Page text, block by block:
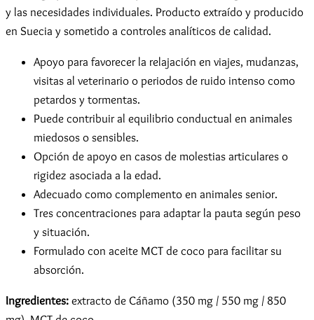
y las necesidades individuales. Producto extraído y producido
en Suecia y sometido a controles analíticos de calidad.
Apoyo para favorecer la relajación en viajes, mudanzas,
visitas al veterinario o periodos de ruido intenso como
petardos y tormentas.
Puede contribuir al equilibrio conductual en animales
miedosos o sensibles.
Opción de apoyo en casos de molestias articulares o
rigidez asociada a la edad.
Adecuado como complemento en animales senior.
Tres concentraciones para adaptar la pauta según peso
y situación.
Formulado con aceite MCT de coco para facilitar su
absorción.
Ingredientes: extracto de Cáñamo (350 mg / 550 mg / 850